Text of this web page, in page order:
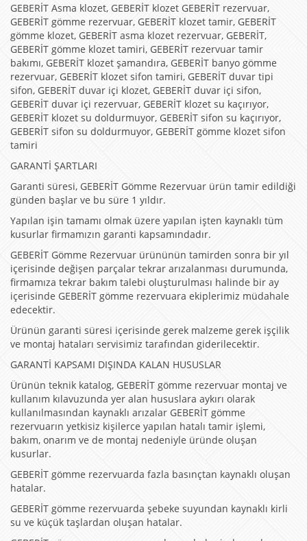
GEBERİT Asma klozet, GEBERİT klozet GEBERİT rezervuar,
GEBERİT gömme rezervuar, GEBERİT klozet tamir, GEBERİT
gömme klozet, GEBERİT asma klozet rezervuar, GEBERİT,
GEBERİT gömme klozet tamiri, GEBERİT rezervuar tamir
bakımı, GEBERİT klozet şamandıra, GEBERİT banyo gömme
rezervuar, GEBERİT klozet sifon tamiri, GEBERİT duvar tipi
sifon, GEBERİT duvar içi klozet, GEBERİT duvar içi sifon,
GEBERİT duvar içi rezervuar, GEBERİT klozet su kaçırıyor,
GEBERİT klozet su doldurmuyor, GEBERİT sifon su kaçırıyor,
GEBERİT sifon su doldurmuyor, GEBERİT gömme klozet sifon
tamiri
GARANTİ ŞARTLARI
Garanti süresi, GEBERİT Gömme Rezervuar ürün tamir edildiği
günden başlar ve bu süre 1 yıldır.
Yapılan işin tamamı olmak üzere yapılan işten kaynaklı tüm
kusurlar firmamızın garanti kapsamındadır.
GEBERİT Gömme Rezervuar ürününün tamirden sonra bir yıl
içerisinde değişen parçalar tekrar arızalanması durumunda,
firmamıza tekrar bakım talebi oluşturulması halinde bir ay
içerisinde GEBERİT gömme rezervuara ekiplerimiz müdahale
edecektir.
Ürünün garanti süresi içerisinde gerek malzeme gerek işçilik
ve montaj hataları servisimiz tarafından giderilecektir.
GARANTİ KAPSAMI DIŞINDA KALAN HUSUSLAR
Ürünün teknik katalog, GEBERİT gömme rezervuar montaj ve
kullanım kılavuzunda yer alan hususlara aykırı olarak
kullanılmasından kaynaklı arızalar GEBERİT gömme
rezervuarın yetkisiz kişilerce yapılan hatalı tamir işlemi,
bakım, onarım ve de montaj nedeniyle üründe oluşan
kusurlar.
GEBERİT gömme rezervuarda fazla basınçtan kaynaklı oluşan
hatalar.
GEBERİT gömme rezervuarda şebeke suyundan kaynaklı kirli
su ve küçük taşlardan oluşan hatalar.